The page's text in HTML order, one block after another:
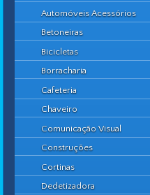
Automóveis Acessórios
Betoneiras
Bicicletas
Borracharia
Cafeteria
Chaveiro
Comunicação Visual
Construções
Cortinas
Dedetizadora